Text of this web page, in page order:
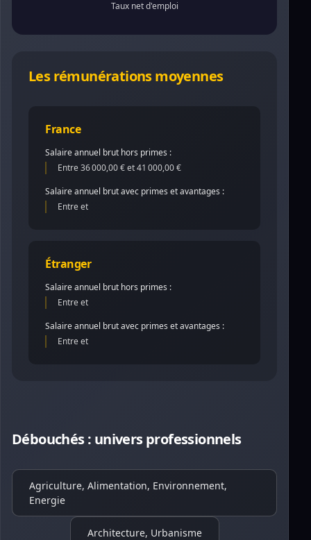
Taux net d'emploi
Les rémunérations moyennes
France
Salaire annuel brut hors primes :
Entre 36 000,00 € et 41 000,00 €
Salaire annuel brut avec primes et avantages :
Entre et
Étranger
Salaire annuel brut hors primes :
Entre et
Salaire annuel brut avec primes et avantages :
Entre et
Débouchés : univers professionnels
Agriculture, Alimentation, Environnement,
Energie
Architecture, Urbanisme